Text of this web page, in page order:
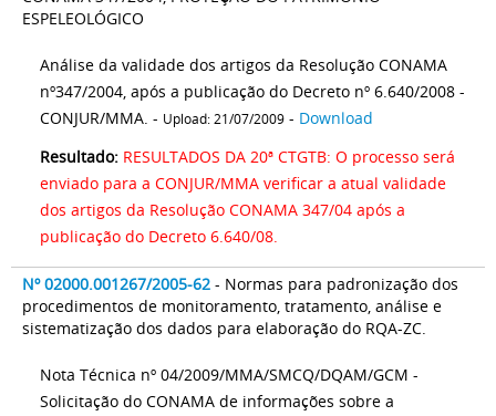
ESPELEOLÓGICO
Análise da validade dos artigos da Resolução CONAMA
nº347/2004, após a publicação do Decreto nº 6.640/2008 -
CONJUR/MMA. - Upload: 21/07/2009 - Download
Resultado: RESULTADOS DA 20ª CTGTB: O processo será
enviado para a CONJUR/MMA verificar a atual validade
dos artigos da Resolução CONAMA 347/04 após a
publicação do Decreto 6.640/08.
Nº 02000.001267/2005-62 - Normas para padronização dos
procedimentos de monitoramento, tratamento, análise e
sistematização dos dados para elaboração do RQA-ZC.
Nota Técnica nº 04/2009/MMA/SMCQ/DQAM/GCM -
Solicitação do CONAMA de informações sobre a